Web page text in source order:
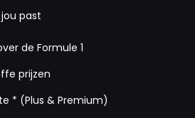
past
de Formule 1
prijzen
* (Plus & Premium)